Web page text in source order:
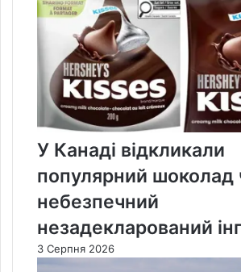
У Канаді відкликали
популярний шоколад
небезпечний
незадекларований
3 Серпня 2026